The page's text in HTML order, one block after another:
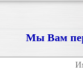
Мы Вам